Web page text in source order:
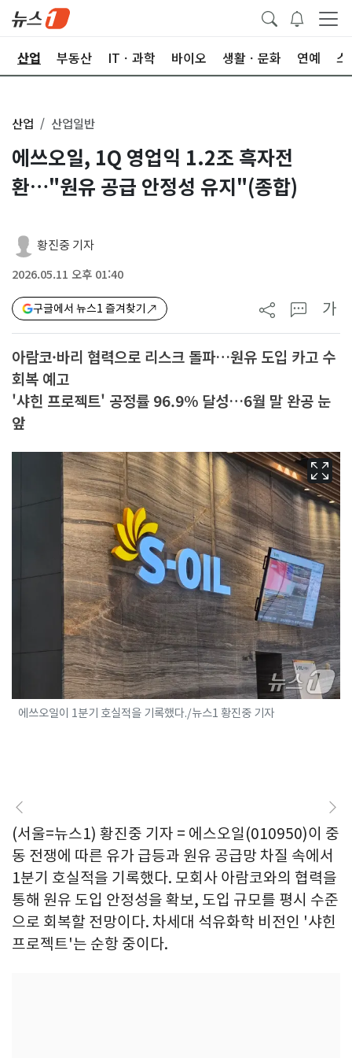
산업 부동산 ITㆍ과학 바이오 생활ㆍ문화 연예 스
산업 산업일반
에쓰오일, 1Q 영업익 1.2조 흑자전
환…"원유 공급 안정성 유지"(종합)
황진중 기자
2026.05.11 오후 01:40
구글에서 뉴스1 즐겨찾기 가
아람코·바리 협력으로 리스크 돌파…원유 도입 카고 수
회복 예고
'샤힌 프로젝트' 공정률 96.9% 달성…6월 말 완공 눈
앞
에쓰오일이 1분기 호실적을 기록했다./뉴스1 황진중 기자
(서울=뉴스1) 황진중 기자 = 에스오일(010950)이 중
동 전쟁에 따른 유가 급등과 원유 공급망 차질 속에서
1분기 호실적을 기록했다. 모회사 아람코와의 협력을
통해 원유 도입 안정성을 확보, 도입 규모를 평시 수준
으로 회복할 전망이다. 차세대 석유화학 비전인 '샤힌
프로젝트'는 순항 중이다.